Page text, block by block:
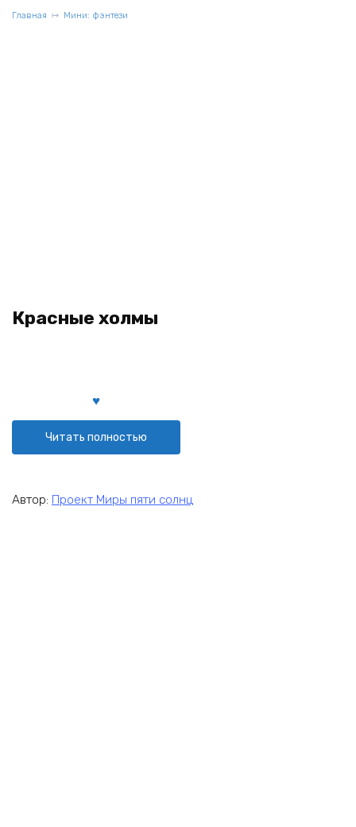
Главная Мини: фэнтези
Красные холмы
Читать полностью
Автор: Проект Миры пяти солнц